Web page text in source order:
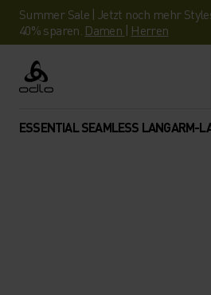
Summer Sale | Jetzt noch mehr
40% sparen. Damen | Herren
Odlo
ESSENTIAL SEAMLESS LANGARM-